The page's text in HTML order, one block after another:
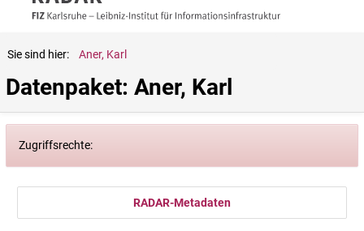
Sie sind hier: Aner, Karl
Datenpaket: Aner, Karl
Zugriffsrechte:
RADAR-Metadaten